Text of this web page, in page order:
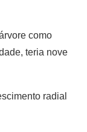
como
teria nove
radial